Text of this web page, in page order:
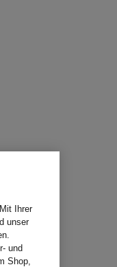
Ihrer
unser
und
Shop,